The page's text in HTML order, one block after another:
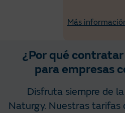
Más
¿Por qué
para empresas
Disfruta siempre de
Naturgy. Nuestras tarifas